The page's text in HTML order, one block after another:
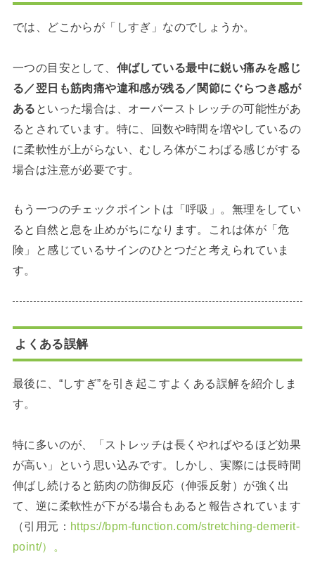
では、どこからが「しすぎ」なのでしょうか。
一つの目安として、 伸ばしている最中に鋭い痛みを感じ
る／翌日も筋肉痛や違和感が残る／関節にぐらつき感が
ある といった場合は、オーバーストレッチの可能性があ
るとされています。特に、回数や時間を増やしているの
に柔軟性が上がらない、むしろ体がこわばる感じがする
場合は注意が必要です。
もう一つのチェックポイントは「呼吸」。無理をしてい
ると自然と息を止めがちになります。これは体が「危
険」と感じているサインのひとつだと考えられていま
す。
よくある誤解
最後に、“しすぎ”を引き起こすよくある誤解を紹介しま
す。
特に多いのが、「ストレッチは長くやればやるほど効果
が高い」という思い込みです。しかし、実際には長時間
伸ばし続けると筋肉の防御反応（伸張反射）が強く出
て、逆に柔軟性が下がる場合もあると報告されています
（引用元： https://bpm-function.com/stretching-demerit-
point/）。